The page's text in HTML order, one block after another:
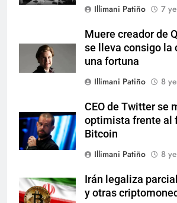
Illimani Patiño
7
Muere creador de
se lleva consigo la
una fortuna
Illimani Patiño
8
CEO de Twitter se
optimista frente al
Bitcoin
Illimani Patiño
8
Irán legaliza
y otras